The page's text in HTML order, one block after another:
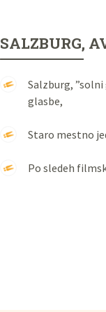
SALZBURG,
Salzburg,
glasbe,
Staro mestno
Po sledeh